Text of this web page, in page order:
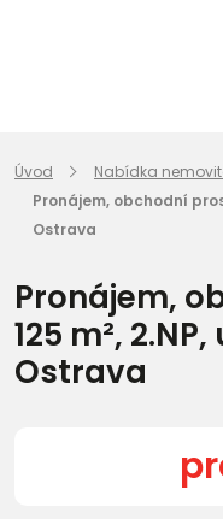
Úvod
Nabídka
Pronájem, obchodní
Ostrava
Pronájem,
125 m²,
Ostrava